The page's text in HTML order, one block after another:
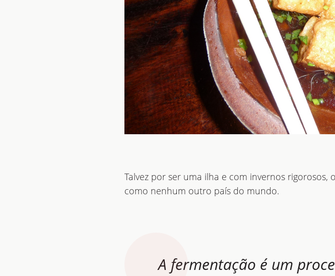
Talvez por ser uma ilha e com invernos
como nenhum outro país do mundo.
A fermentação é um